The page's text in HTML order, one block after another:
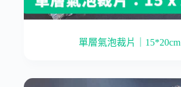
單層氣泡裁片｜15*20cm